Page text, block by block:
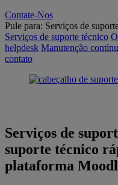
Contate-Nos
Pule para: Serviços de
Serviços de suporte técnico
helpdesk Manutenção
contato
Serviços de
suporte técnico
plataforma